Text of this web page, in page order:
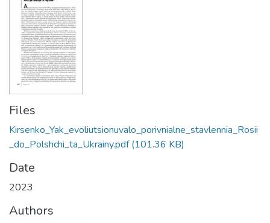
Files
Kirsenko_Yak_evoliutsionuvalo_porivnialne_stavlennia_Rosii
_do_Polshchi_ta_Ukrainy.pdf(101.36 KB)
Date
2023
Authors